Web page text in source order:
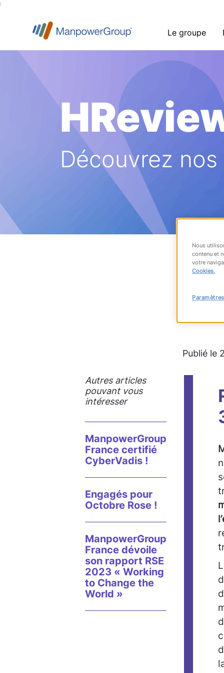
:
Le groupe
Découvrez
Publié le
Autres articles
pouvant vous
intéresser
ManpowerGroup
France certifié
CyberVadis !
Engagés pour
Octobre Rose !
ManpowerGroup
France dévoile
son rapport RSE
2023 « Working
to Change the
World »
Nous
contenu et
votre
Cookies.